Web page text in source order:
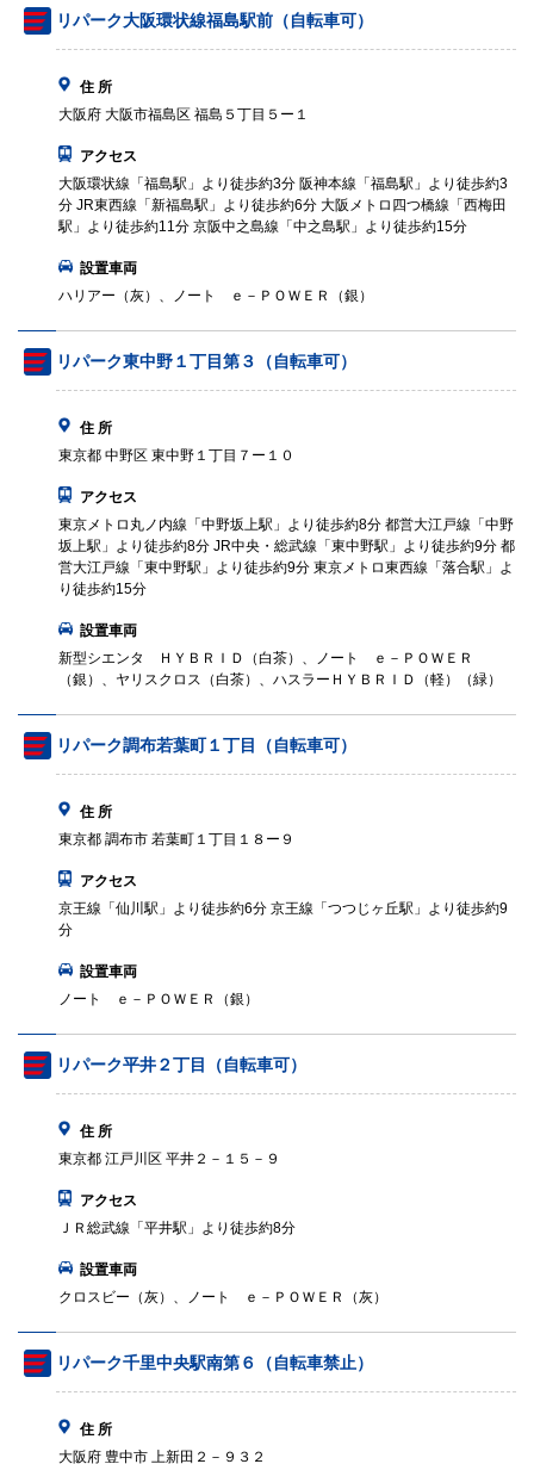
リパーク大阪環状線福島駅前（自転車可）
住 所
大阪府 大阪市福島区 福島５丁目５ー１
アクセス
大阪環状線「福島駅」より徒歩約3分 阪神本線「福島駅」より徒歩約3
分 JR東西線「新福島駅」より徒歩約6分 大阪メトロ四つ橋線「西梅田
駅」より徒歩約11分 京阪中之島線「中之島駅」より徒歩約15分
設置車両
ハリアー（灰）、ノート ｅ－ＰＯＷＥＲ（銀）
リパーク東中野１丁目第３（自転車可）
住 所
東京都 中野区 東中野１丁目７ー１０
アクセス
東京メトロ丸ノ内線「中野坂上駅」より徒歩約8分 都営大江戸線「中野
坂上駅」より徒歩約8分 JR中央・総武線「東中野駅」より徒歩約9分 都
営大江戸線「東中野駅」より徒歩約9分 東京メトロ東西線「落合駅」よ
り徒歩約15分
設置車両
新型シエンタ ＨＹＢＲＩＤ（白茶）、ノート ｅ－ＰＯＷＥＲ
（銀）、ヤリスクロス（白茶）、ハスラーＨＹＢＲＩＤ（軽）（緑）
リパーク調布若葉町１丁目（自転車可）
住 所
東京都 調布市 若葉町１丁目１８ー９
アクセス
京王線「仙川駅」より徒歩約6分 京王線「つつじヶ丘駅」より徒歩約9
分
設置車両
ノート ｅ－ＰＯＷＥＲ（銀）
リパーク平井２丁目（自転車可）
住 所
東京都 江戸川区 平井２－１５－９
アクセス
ＪＲ総武線「平井駅」より徒歩約8分
設置車両
クロスビー（灰）、ノート ｅ－ＰＯＷＥＲ（灰）
リパーク千里中央駅南第６（自転車禁止）
住 所
大阪府 豊中市 上新田２－９３２